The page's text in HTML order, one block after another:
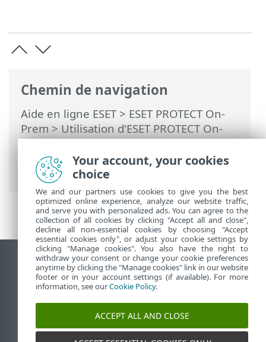
Chemin de navigation
Aide en ligne ESET> ESET PROTECT On-
Prem>Utilisation d'ESET PROTECT On-
Prem>ESET PROTECT On-Prem Menu
principal
>Tâches>Tâches client>
Installer un logiciel
Afficher le site des postes de travail
End of Life
Base de connaissances ESET
Forum ESET
ESET Status Portal
Support régional
Your account, your cookies
choice
We and our partners use cookies to give you the best
optimized online experience, analyze our website traffic,
and serve you with personalized ads. You can agree to the
collection of all cookies by clicking "Accept all and close",
decline all non-essential cookies by choosing "Accept
essential cookies only", or adjust your cookie settings by
clicking "Manage cookies". You also have the right to
withdraw your consent or change your cookie preferences
anytime by clicking the "Manage cookies" link in our website
footer or in your account settings (if available). For more
information, see ourCookie Policy.
ACCEPT ALL AND CLOSE